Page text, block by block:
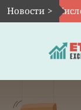
Skip
to
Новости >
6:Число
ГЛАВНАЯ